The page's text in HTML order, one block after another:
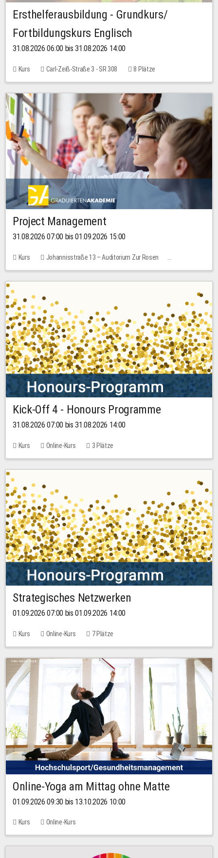
Ersthelferausbildung - Grundkurs/
Fortbildungskurs Englisch
31.08.2026 06:00 bis 31.08.2026 14:00
Kurs Carl-Zeiß-Straße 3 - SR 308 8 Plätze
Project Management
31.08.2026 07:00 bis 01.09.2026 15:00
Kurs
Johannisstraße 13 – Auditorium Zur Rosen
Keine freien Plätze
30,00 EUR
Kick-Off 4 - Honours Programme
31.08.2026 07:00 bis 31.08.2026 14:00
Kurs Online-Kurs 3 Plätze
Strategisches Netzwerken
01.09.2026 07:00 bis 01.09.2026 14:00
Kurs Online-Kurs 7 Plätze
Online-Yoga am Mittag ohne Matte
01.09.2026 09:30 bis 13.10.2026 10:00
Kurs Online-Kurs